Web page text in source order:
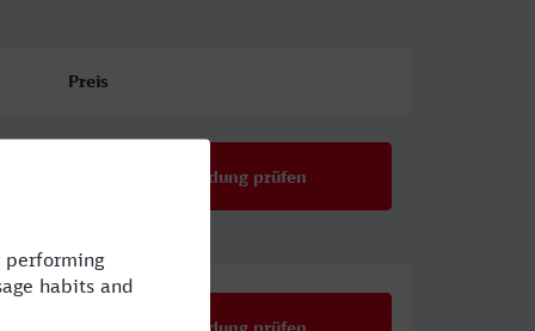
Preis
Verbindung prüfen
Verbindung prüfen